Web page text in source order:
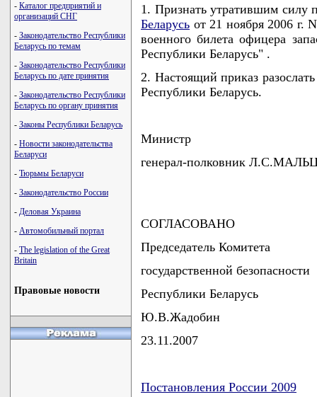
- Каталог предприятий и
организаций СНГ
- Законодательство Республики
Беларусь по темам
- Законодательство Республики
Беларусь по дате принятия
- Законодательство Республики
Беларусь по органу принятия
- Законы Республики Беларусь
- Новости законодательства
Беларуси
- Тюрьмы Беларуси
- Законодательство России
- Деловая Украина
- Автомобильный портал
- The legislation of the Great
Britain
Правовые новости
1. Признать утратившим силу
Беларусь от 21 ноября 2006
военного билета офицера
Республики Беларусь" .
2. Настоящий приказ
Республики Беларусь.
Министр
генерал-полковник
СОГЛАСОВАНО
Председатель Комитета
государственной безопасности
Республики Беларусь
Ю.В.Жадобин
23.11.2007
Постановления России 2009